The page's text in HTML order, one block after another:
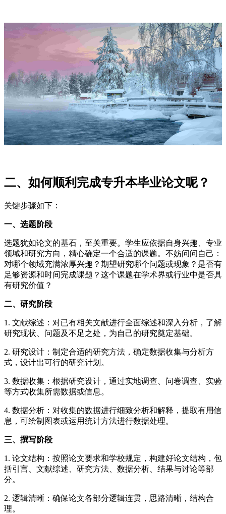
二、如何顺利完成专升本毕业论文呢？
关键步骤如下：
一、选题阶段
选题犹如论文的基石，至关重要。学生应依据自身兴趣、专业
领域和研究方向，精心确定一个合适的课题。不妨问问自己：
对哪个领域充满浓厚兴趣？期望研究哪个问题或现象？是否有
足够资源和时间完成课题？这个课题在学术界或行业中是否具
有研究价值？
二、研究阶段
1. 文献综述：对已有相关文献进行全面综述和深入分析，了解
研究现状、问题及不足之处，为自己的研究奠定基础。
2. 研究设计：制定合适的研究方法，确定数据收集与分析方
式，设计出可行的研究计划。
3. 数据收集：根据研究设计，通过实地调查、问卷调查、实验
等方式收集所需数据或信息。
4. 数据分析：对收集的数据进行细致分析和解释，提取有用信
息，可绘制图表或运用统计方法进行数据处理。
三、撰写阶段
1. 论文结构：按照论文要求和学校规定，构建好论文结构，包
括引言、文献综述、研究方法、数据分析、结果与讨论等部
分。
2. 逻辑清晰：确保论文各部分逻辑连贯，思路清晰，结构合
理。